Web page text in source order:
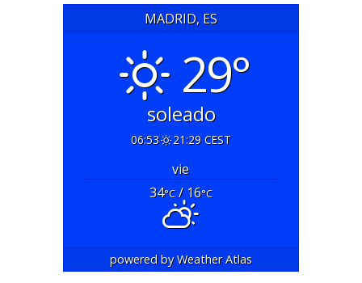
MADRID, ES
29°
soleado
06:53 21:29 CEST
vie
34°C/ 16°C
powered byWeather Atlas